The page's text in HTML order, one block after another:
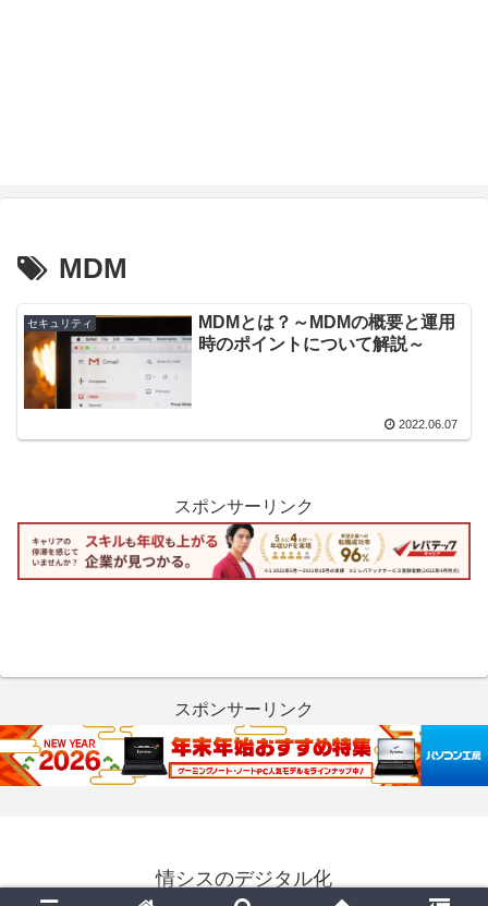
MDM
セキュリティ
MDMとは？～MDMの概要と運用
時のポイントについて解説～
2022.06.07
スポンサーリンク
スポンサーリンク
情シスのデジタル化